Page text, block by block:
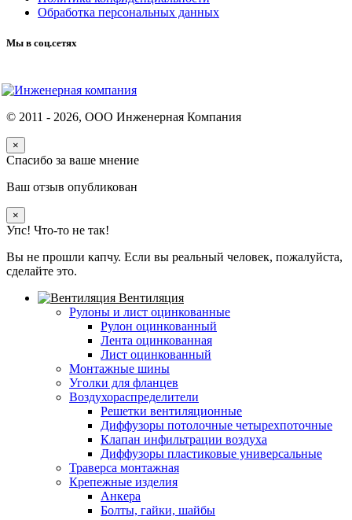
Обработка персональных данных
Мы в соц.сетях
© 2011 - 2026, ООО Инженерная Компания
×
Спасибо за ваше мнение
Ваш отзыв опубликован
×
Упс! Что-то не так!
Вы не прошли капчу. Если вы реальный человек, пожалуйста,
сделайте это.
Вентиляция
Рулоны и лист оцинкованные
Рулон оцинкованный
Лента оцинкованная
Лист оцинкованный
Монтажные шины
Уголки для фланцев
Воздухораспределители
Решетки вентиляционные
Диффузоры потолочные четырехпоточные
Клапан инфильтрации воздуха
Диффузоры пластиковые универсальные
Траверса монтажная
Крепежные изделия
Анкера
Болты, гайки, шайбы